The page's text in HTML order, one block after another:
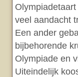
veel aandacht
Een ander
bijbehorende
Olympiade en
Uiteindelijk